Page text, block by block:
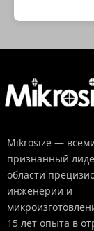
Mikrosize —
признанный
области
инженерии и
15 лет опыта в